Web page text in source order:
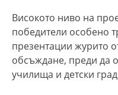
Високото ниво на
победители особено
презентации журито
обсъждане, преди да
училища и детски